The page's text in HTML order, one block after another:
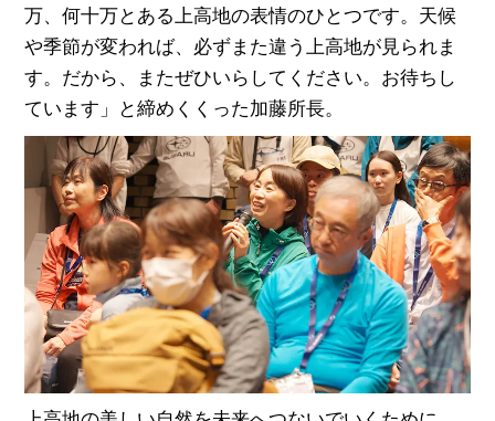
万、何十万とある上高地の表情のひとつです。天候
や季節が変われば、必ずまた違う上高地が見られま
す。だから、またぜひいらしてください。お待ちし
ています」と締めくくった加藤所長。